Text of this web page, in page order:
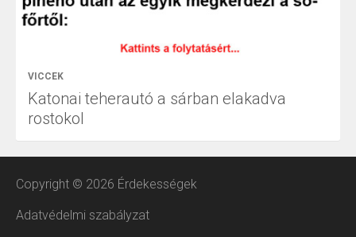
VICCEK
Katonai teherautó a sárban elakadva
rostokol
Copyright © 2026 Érdekességek
Adatvédelmi szabályzat